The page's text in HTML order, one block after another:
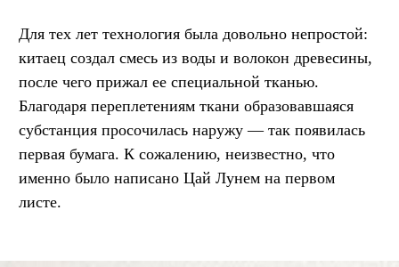
Для тех лет технология была довольно непростой:
китаец создал смесь из воды и волокон древесины,
после чего прижал ее специальной тканью.
Благодаря переплетениям ткани образовавшаяся
субстанция просочилась наружу — так появилась
первая бумага. К сожалению, неизвестно, что
именно было написано Цай Лунем на первом
листе.